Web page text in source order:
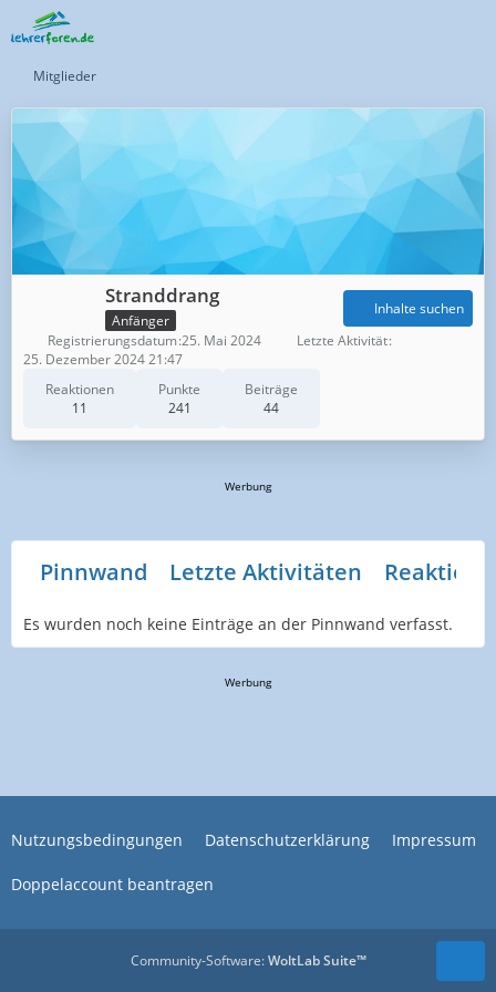
Mitglieder
Stranddrang
Anfänger
Reaktionen
11
Punkte
241
Beiträge
44
Inhalte suchen
Registrierungsdatum 25. Mai 2024
Letzte Aktivität
25. Dezember 2024 21:47
Werbung
Pinnwand Letzte Aktivitäten
Es wurden noch keine Einträge an der Pinnwand verfasst.
Werbung
Nutzungsbedingungen Datenschutzerklärung Impressum
Doppelaccount beantragen
Community-Software:WoltLab Suite™